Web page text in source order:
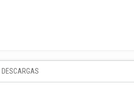
DESCARGAS